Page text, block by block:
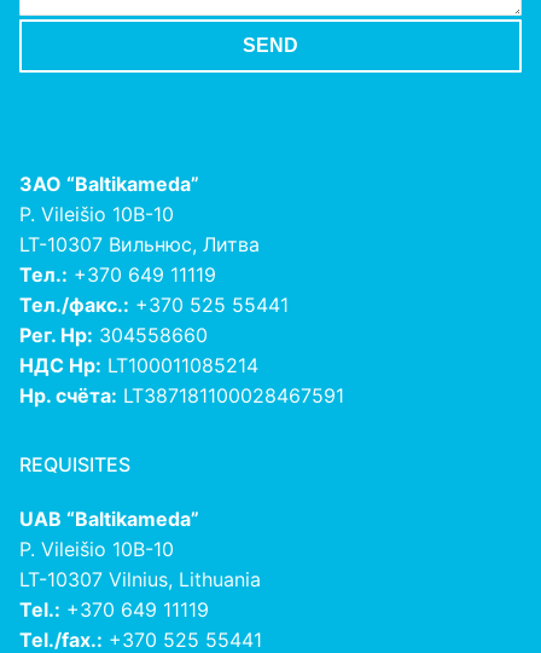
ЗАО “Baltikameda”
P. Vileišio 10B-10
LT-10307 Вильнюс, Литва
Тел.: +370 649 11119
Тел./факс.: +370 525 55441
Рег. Нр: 304558660
НДС Нр: LT100011085214
Нр. счёта: LT387181100028467591
REQUISITES
UAB “Baltikameda”
P. Vileišio 10B-10
LT-10307 Vilnius, Lithuania
Tel.: +370 649 11119
Tel./fax.: +370 525 55441